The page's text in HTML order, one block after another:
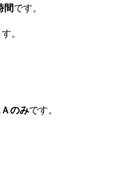
間です。
。
Ａのみです。